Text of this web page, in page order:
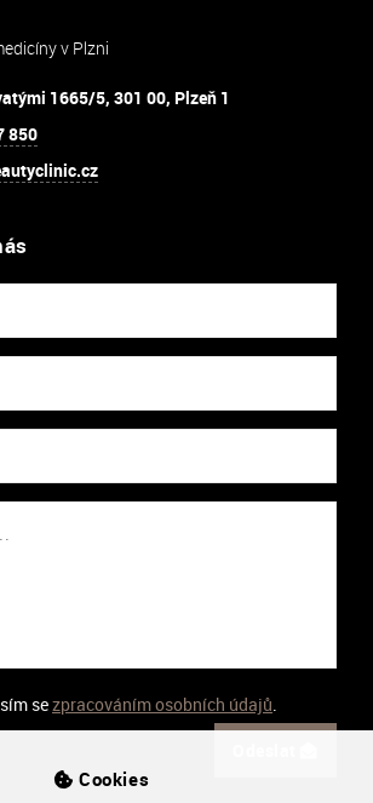
v Plzni
1665/5, 301 00, Plzeň 1
850
sezpracováním osobních údajů.
Cookies